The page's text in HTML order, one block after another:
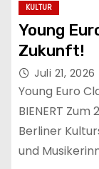
KULTUR
Young
Zukunft!
Juli 21, 2026
Young Euro
BIENERT
Berliner
und